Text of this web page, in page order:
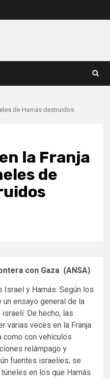
de Hamás destruidos
la Franja
de
con Gaza (ANSA)
Israel y Hamás. Según los
ensayo general de la
De hecho, las
varias veces en la Franja
como con vehículos
relámpago y
fuentes israelíes, se
en los que Hamás